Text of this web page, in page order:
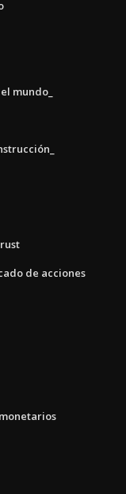
mundo_
de acciones